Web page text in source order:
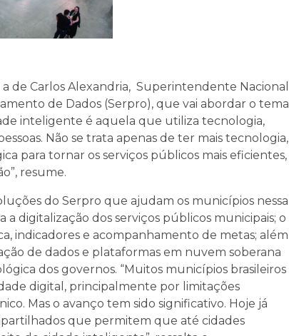
de Carlos Alexandria, Superintendente Nacional
de Dados (Serpro), que vai abordar o tema
inteligente é aquela que utiliza tecnologia,
Não se trata apenas de ter mais tecnologia,
para tornar os serviços públicos mais eficientes,
resume.
do Serpro que ajudam os municípios nessa
a digitalização dos serviços públicos municipais; o
indicadores e acompanhamento de metas; além
de dados e plataformas em nuvem soberana
dos governos. “Muitos municípios brasileiros
digital, principalmente por limitações
Mas o avanço tem sido significativo. Hoje já
que permitem que até cidades